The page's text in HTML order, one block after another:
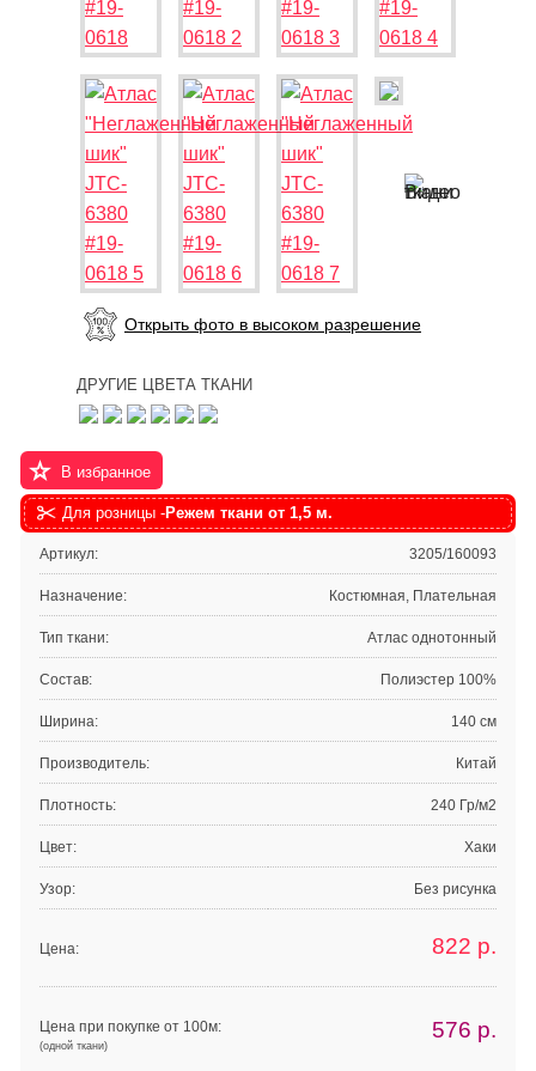
Открыть фото в высоком разрешение
ДРУГИЕ ЦВЕТА ТКАНИ
В избранное
Для розницы -Режем ткани от 1,5 м.
Артикул: 3205/160093
Назначение: Костюмная, Плательная
Тип ткани: Атлас однотонный
Состав: Полиэстер 100%
Ширина: 140 см
Производитель: Китай
Плотность: 240 Гр/м2
Цвет: Хаки
Узор: Без рисунка
Цена: 822 р.
Цена при покупке от 100м:
(одной ткани)
576 р.